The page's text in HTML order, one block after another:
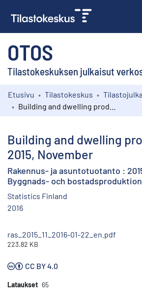
OTOS
Tilastokeskuksen julkaisut
Kokoelmat
Etusivu Tilastokeskus
Building and dwelling
2015, November
Rakennus- ja asuntotuotanto :
Byggnads- och
Statistics Finland
2016
ras_2015_11_2016-01-22_en.pdf
223.82 KB
CC BY 4.0
Lataukset 65